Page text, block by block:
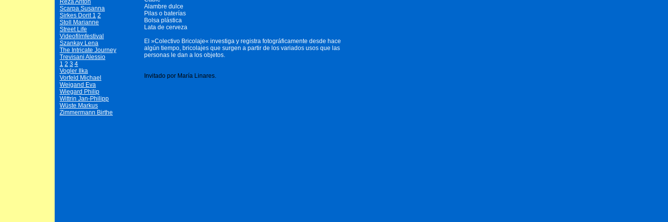
Reza Anton
Scarpa Susanna
Sirkes Dorit 1 2
Stoll Marianne
Street Life
Videofilmfestival
Szankay Lena
The Intricate Journey
Trevisani Alessio
1 2 3 4
Vogler Ilka
Vorfeld Michael
Weigand Eva
Wiegard Philip
Wittrin Jan-Philipp
Wüste Markus
Zimmermann Birthe
Alambre dulce
Pilas o baterías
Bolsa plástica
Lata de cerveza
El »Colectivo Bricolaje« investiga y registra fotográficamente desde hace
algún tiempo, bricolajes que surgen a partir de los variados usos que las
personas le dan a los objetos.
Invitado por María Linares.